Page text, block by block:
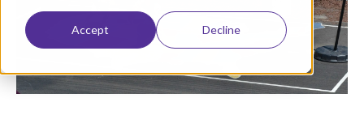
Accept Decline